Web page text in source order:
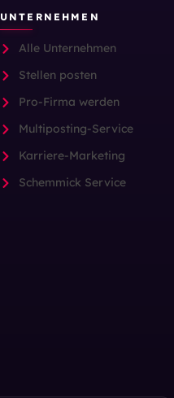
UNTERNEHMEN
Alle Unternehmen
Stellen posten
Pro-Firma werden
Multiposting-Service
Karriere-Marketing
Schemmick Service